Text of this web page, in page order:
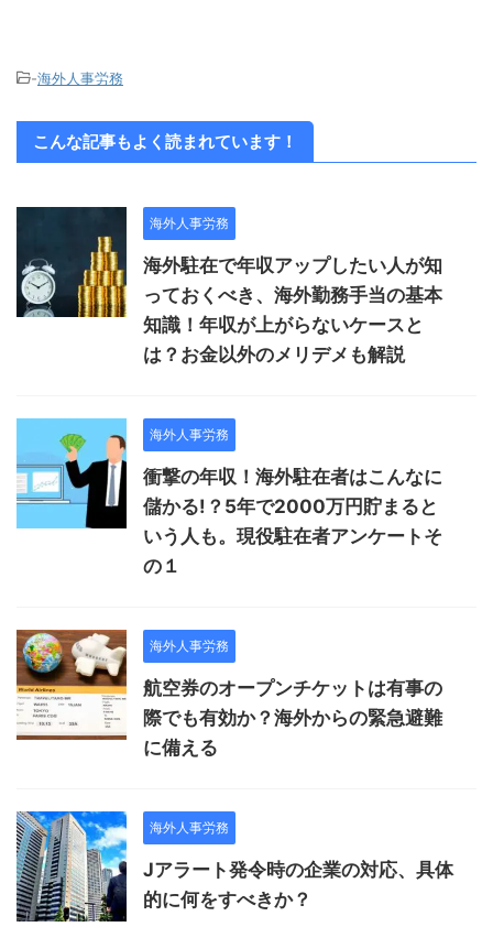
-海外人事労務
こんな記事もよく読まれています！
海外人事労務
海外駐在で年収アップしたい人が知
っておくべき、海外勤務手当の基本
知識！年収が上がらないケースと
は？お金以外のメリデメも解説
海外人事労務
衝撃の年収！海外駐在者はこんなに
儲かる!？5年で2000万円貯まると
いう人も。現役駐在者アンケートそ
の１
海外人事労務
航空券のオープンチケットは有事の
際でも有効か？海外からの緊急避難
に備える
海外人事労務
Jアラート発令時の企業の対応、具体
的に何をすべきか？